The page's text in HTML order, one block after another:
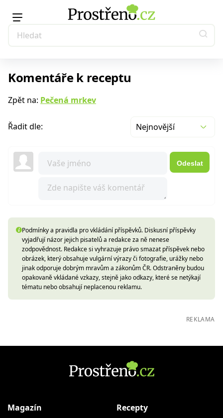
Komentáře k receptu
Zpět na: Pečená mrkev
Řadit dle: Nejnovější
Odeslat
Podmínky a pravidla pro vkládání příspěvků. Diskusní příspěvky
vyjadřují názor jejich pisatelů a redakce za ně nenese
zodpovědnost. Redakce si vyhrazuje právo smazat příspěvek nebo
obrázek, který obsahuje vulgární výrazy či fotografie, urážky nebo
jinak odporuje dobrým mravům a zákonům ČR. Odstraněny budou
opakovaně vkládané vzkazy, stejně jako odkazy, které se netýkají
tématu nebo obsahují neplacenou reklamu.
REKLAMA
Magazín Recepty